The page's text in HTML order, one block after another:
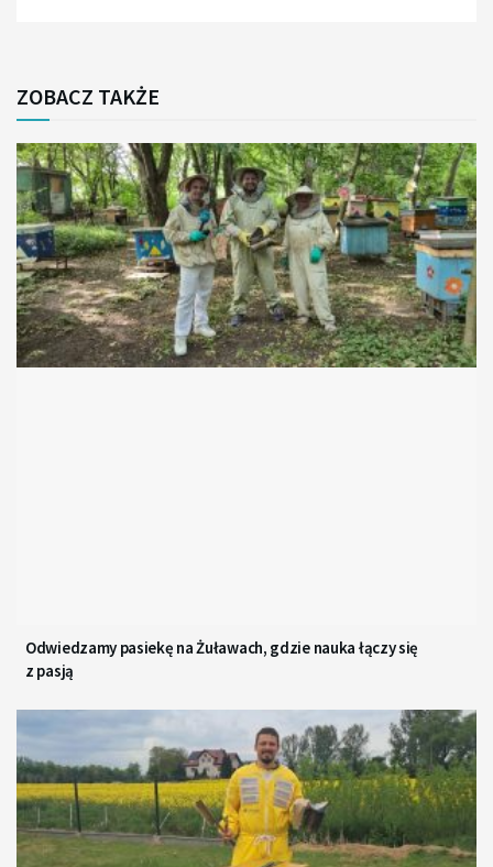
ZOBACZ TAKŻE
Odwiedzamy pasiekę na Żuławach, gdzie nauka łączy się
z pasją